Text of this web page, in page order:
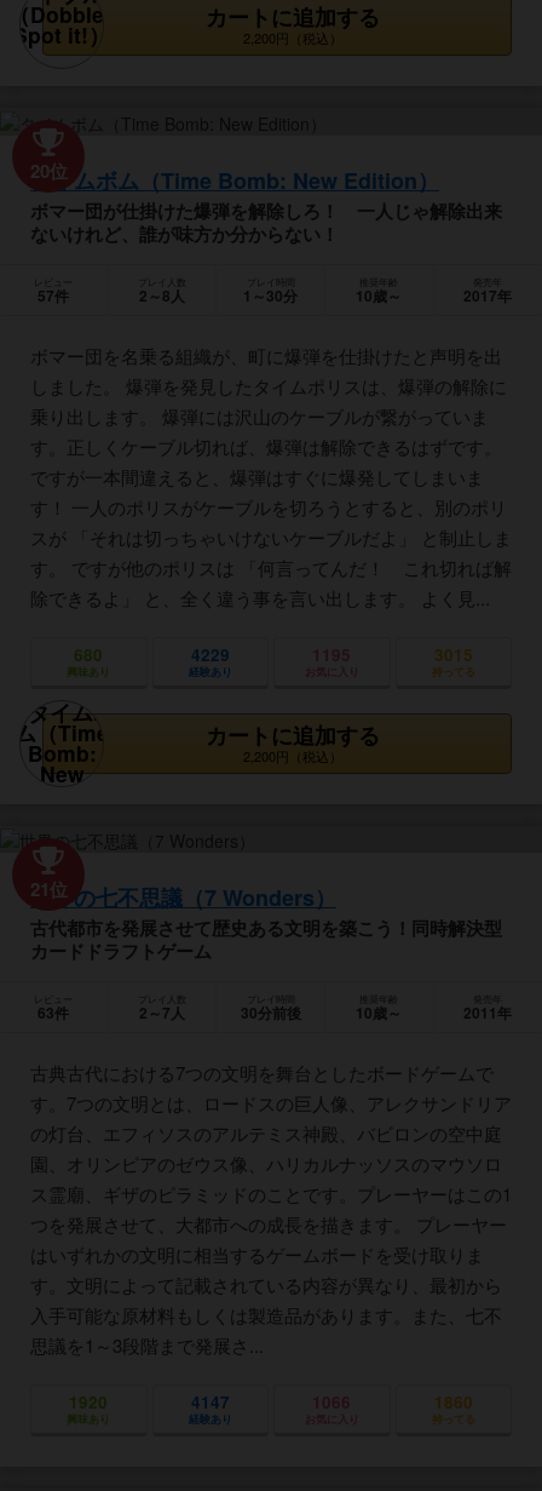
カートに追加する
2,200円（税込）
20位
タイムボム（Time Bomb: New Edition）
ボマー団が仕掛けた爆弾を解除しろ！ 一人じゃ解除出来
ないけれど、誰が味方か分からない！
57件
プレイ人数
2～8人 1～30分
推奨年齢
10歳～ 2017年
ボマー団を名乗る組織が、町に爆弾を仕掛けたと声明を出
しました。 爆弾を発見したタイムポリスは、爆弾の解除に
乗り出します。 爆弾には沢山のケーブルが繋がっていま
す。正しくケーブル切れば、爆弾は解除できるはずです。
ですが一本間違えると、爆弾はすぐに爆発してしまいま
す！ 一人のポリスがケーブルを切ろうとすると、別のポリ
スが 「それは切っちゃいけないケーブルだよ」 と制止しま
す。 ですが他のポリスは 「何言ってんだ！ これ切れば解
除できるよ」 と、全く違う事を言い出します。 よく見...
680
興味あり
4229
経験あり
1195
お気に入り
3015
持ってる
カートに追加する
2,200円（税込）
21位
世界の七不思議（7 Wonders）
古代都市を発展させて歴史ある文明を築こう！同時解決型
カードドラフトゲーム
63件
プレイ人数
2～7人 30分前後
推奨年齢
10歳～ 2011年
古典古代における7つの文明を舞台としたボードゲームで
す。7つの文明とは、ロードスの巨人像、アレクサンドリア
の灯台、エフィソスのアルテミス神殿、バビロンの空中庭
園、オリンピアのゼウス像、ハリカルナッソスのマウソロ
ス霊廟、ギザのピラミッドのことです。プレーヤーはこの1
つを発展させて、大都市への成長を描きます。 プレーヤー
はいずれかの文明に相当するゲームボードを受け取りま
す。文明によって記載されている内容が異なり、最初から
入手可能な原材料もしくは製造品があります。また、七不
思議を1～3段階まで発展さ...
1920
興味あり
4147
経験あり
1066
お気に入り
1860
持ってる